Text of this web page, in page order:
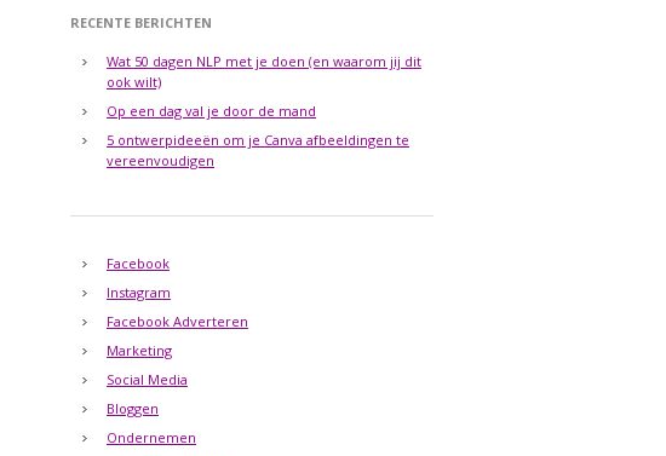
RECENTE BERICHTEN
Wat 50 dagen NLP met je doen (en waarom jij dit
ook wilt)
Op een dag val je door de mand
5 ontwerpideeën om je Canva afbeeldingen te
vereenvoudigen
Facebook
Instagram
Facebook Adverteren
Marketing
Social Media
Bloggen
Ondernemen